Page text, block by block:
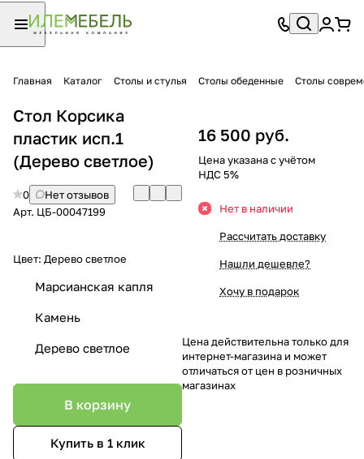
Главная Каталог Столы и стулья Столы обеденные Столы
Стол Корсика
пластик исп.1
(Дерево светлое)
0
Нет отзывов
Арт. ЦБ-00047199
Цвет: Дерево светлое
Марсианская капля
Камень
Дерево светлое
В корзину
Купить в 1 клик
16 500 руб.
Цена указана с учётом
НДС 5%
Нет в наличии
Рассчитать доставку
Нашли дешевле?
Хочу в подарок
Цена действительна только для
интернет-магазина и может
отличаться от цен в розничных
магазинах